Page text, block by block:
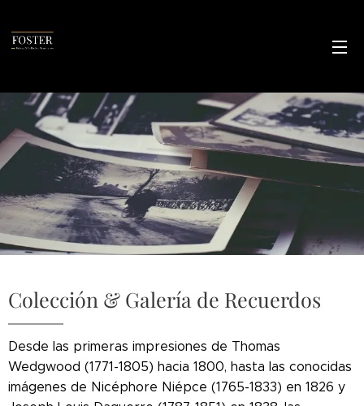
Colección & Galería de Recuerdos
Desde las primeras impresiones de Thomas
Wedgwood (1771-1805) hacia 1800, hasta las conocidas
imágenes de Nicéphore Niépce (1765-1833) en 1826 y